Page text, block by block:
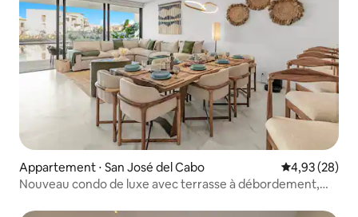
Appartement ⋅ San José del Cabo Évaluation
4,93 (28)
Nouveau condo de luxe avec terrasse à débordement,